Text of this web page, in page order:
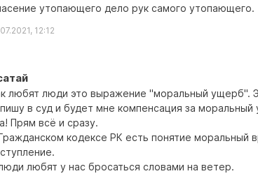
утопающего дело рук самого утопающего.
12:12
любят люди это выражение "моральный ущерб".
в суд и будет мне компенсация за моральный
Прям всё и сразу.
кодексе РК есть понятие моральный
любят у нас бросаться словами на ветер.